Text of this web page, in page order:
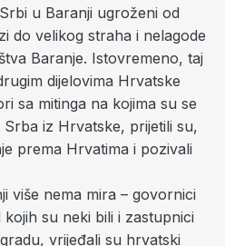
u Baranji ugroženi od
do velikog straha i nelagode
Baranje. Istovremeno, taj
dijelovima Hrvatske
sa mitinga na kojima su se
iz Hrvatske, prijetili su,
prema Hrvatima i pozivali
više nema mira – govornici
su neki bili i zastupnici
vrijeđali su hrvatski